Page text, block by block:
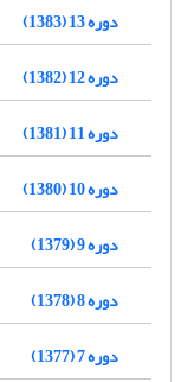
دوره 13 (1383)
دوره 12 (1382)
دوره 11 (1381)
دوره 10 (1380)
دوره 9 (1379)
دوره 8 (1378)
دوره 7 (1377)